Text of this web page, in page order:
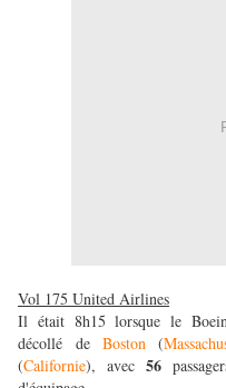
Vol 175 United Airlines
Il était 8h15 lorsque le
décollé deBoston (
(Californie), avec 56